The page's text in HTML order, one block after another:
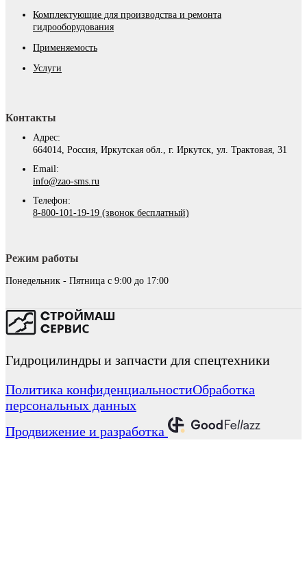
Комплектующие для производства и ремонта
гидрооборудования
Применяемость
Услуги
Контакты
Адрес:
664014, Россия, Иркутская обл., г. Иркутск, ул. Трактовая, 31
Email:
info@zao-sms.ru
Телефон:
8-800-101-19-19 (звонок бесплатный)
Режим работы
Понедельник - Пятница с 9:00 до 17:00
Гидроцилиндры и запчасти для спецтехники
Политика конфиденциальностиОбработка
персональных данных
Продвижение и разработка